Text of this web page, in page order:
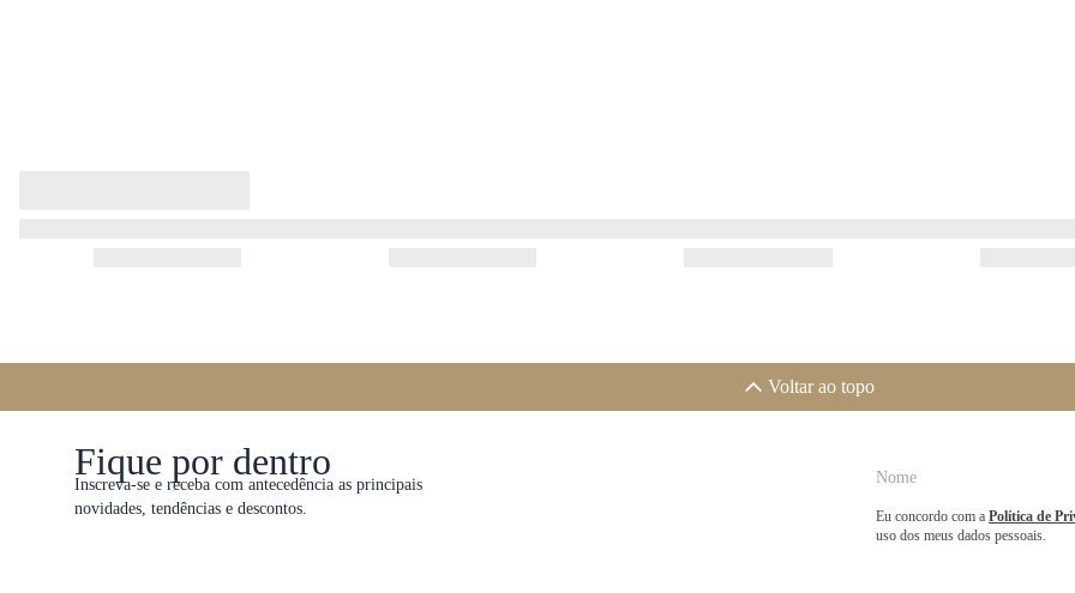
Voltar ao topo
Fique por dentro
Inscreva-se e receba com antecedência as principais
novidades, tendências e descontos.
Eu concordo com a Política de
uso dos meus dados pessoais.